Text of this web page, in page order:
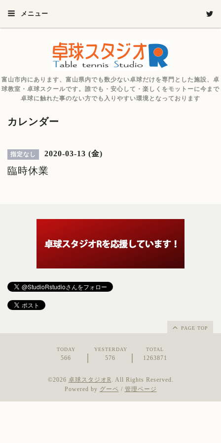
メニュー
富山市内にあります、富山県内でも数少ない卓球だけを専門とした施設、卓
球教室・卓球スクールです。誰でも・安心して・楽しくをモットーに今まで
卓球に触れた事のない方でも入りやすい環境となっております
カレンダー
指定なし 2020-03-13 (金)
臨時休業
PAGE TOP
TODAY
566
YESTERDAY
576
TOTAL
1263871
©2026 卓球スタジオR. All Rights Reserved.
Powered by グーペ / 管理ページ